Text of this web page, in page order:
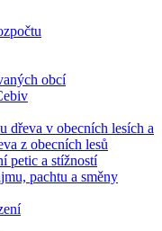
obcí
dřeva v obecních lesích a
z obecních lesů
petic a stížností
pachtu a směny